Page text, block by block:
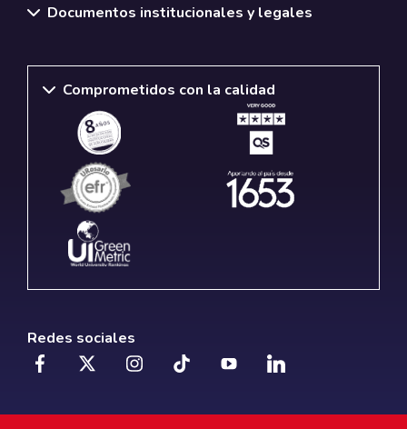
Documentos institucionales y legales
Comprometidos con la calidad
Redes sociales